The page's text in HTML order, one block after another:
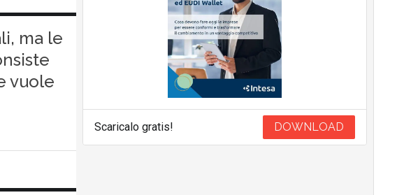
ma le
vuole
Scaricalo gratis! DOWNLOAD